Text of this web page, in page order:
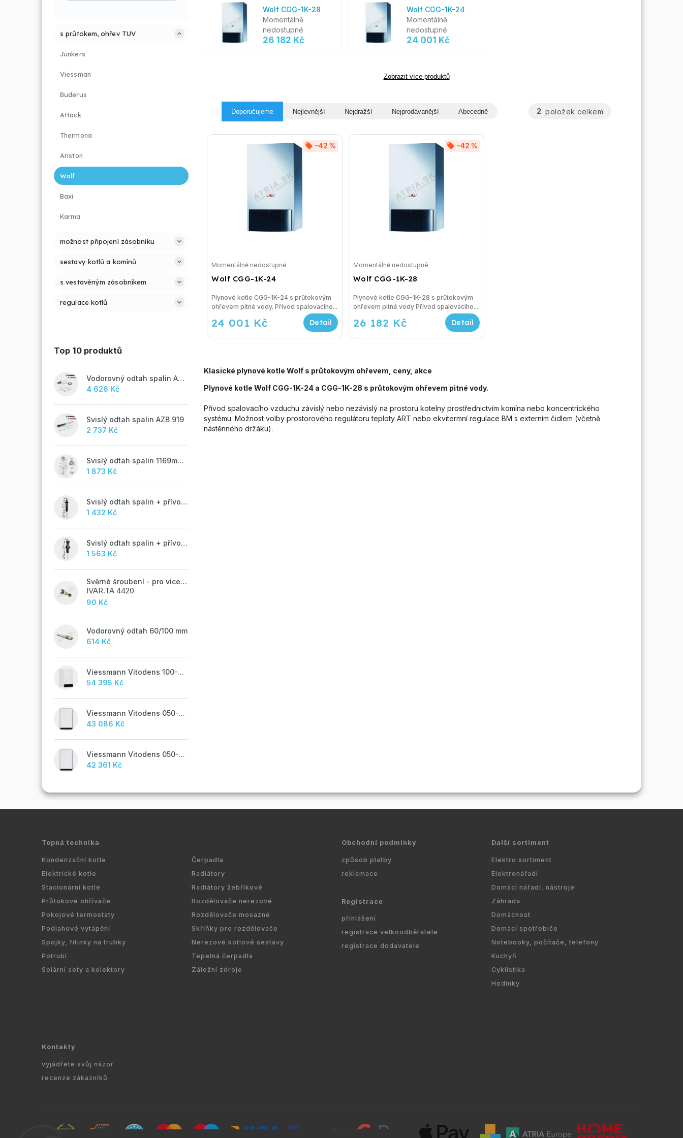
s průtokem, ohřev TUV
Junkers
Viessman
Buderus
Attack
Thermona
Ariston
Wolf
Baxi
Karma
možnost připojení zásobníku
sestavy kotlů a komínů
s vestavěným zásobníkem
regulace kotlů
Top 10 produktů
Vodorovný odtah spalin AZB 918
4 626 Kč
Svislý odtah spalin AZB 919
2 737 Kč
Svislý odtah spalin 1169mm, AZB 917
1 873 Kč
Svislý odtah spalin + přívod vzduchu 60/100 mm - M
1 432 Kč
Svislý odtah spalin + přívod vzduchu 60/100 mm - A
1 563 Kč
Svěrné šroubení - pro vícevrstvé potrubí ALPEX - 16x2 ALU-EK
IVAR.TA 4420
90 Kč
Vodorovný odtah 60/100 mm
614 Kč
Viessmann Vitodens 100-W, 19 kW
54 395 Kč
Viessmann Vitodens 050-W, 19 kW, TUV
43 086 Kč
Viessmann Vitodens 050-W, 19 kW
42 361 Kč
Wolf CGG-1K-28
Momentálně
nedostupné
26 182 Kč
Wolf CGG-1K-24
Momentálně
nedostupné
24 001 Kč
Zobrazit více produktů
Doporučujeme Nejlevnější Nejdražší Nejprodávanější Abecedně 2 položek celkem
Wolf CGG-1K-24
–42 %
Momentálně nedostupné
24 001 Kč
Plynové kotle CGG-1K-24 s průtokovým
ohřevem pitné vody. Přívod spalovacího...
Wolf CGG-1K-28
–42 %
Momentálně nedostupné
26 182 Kč
Plynové kotle CGG-1K-28 s průtokovým
ohřevem pitné vody Přívod spalovacího...
Klasické plynové kotle Wolf s průtokovým ohřevem, ceny, akce
Plynové kotle Wolf CGG-1K-24 a CGG-1K-28 s průtokovým ohřevem pitné vody.
Přívod spalovacího vzduchu závislý nebo nezávislý na prostoru kotelny prostřednictvím komína nebo koncentrického
systému. Možnost volby prostorového regulátoru teploty ART nebo ekvitermní regulace BM s externím čidlem (včetně
nástěnného držáku).
Topná technika
Kondenzační kotle
Elektrické kotle
Stacionární kotle
Průtokové ohřívače
Pokojové termostaty
Podlahové vytápění
Spojky, fitinky na trubky
Potrubí
Solární sety a kolektory
Čerpadla
Radiátory
Radiátory žebříkové
Rozdělovače nerezové
Rozdělovače mosazné
Skříňky pro rozdělovače
Nerezové kotlové sestavy
Tepelná čerpadla
Záložní zdroje
Obchodní podmínky
způsob platby
reklamace
Registrace
přihlášení
registrace velkoodběratele
registrace dodavatele
Další sortiment
Elektro sortiment
Elektronářadí
Domácí nářadí, nástroje
Záhrada
Domácnost
Domácí spotřebiče
Notebooky, počítače, telefony
Kuchyň
Cyklistika
Hodinky
Kontakty
vyjádřete svůj názor
recenze zákazníků